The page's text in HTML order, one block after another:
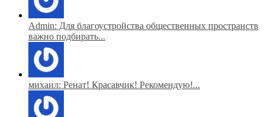
Admin: Для благоустройства общественных пространств
важно подбирать...
михаил: Ренат! Красавчик! Рекомендую!...